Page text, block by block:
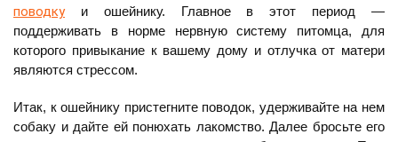
поводкуи ошейнику. Главное в этот период —
поддерживать в норме нервную систему питомца, для
которого привыкание к вашему дому и отлучка от матери
являются стрессом.
Итак, к ошейнику пристегните поводок, удерживайте на нем
собаку и дайте ей понюхать лакомство. Далее бросьте его